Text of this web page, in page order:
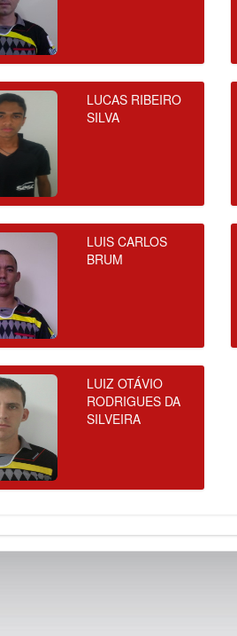
LUCAS RIBEIRO
SILVA
LUIS CARLOS
BRUM
LUIZ OTÁVIO
RODRIGUES DA
SILVEIRA